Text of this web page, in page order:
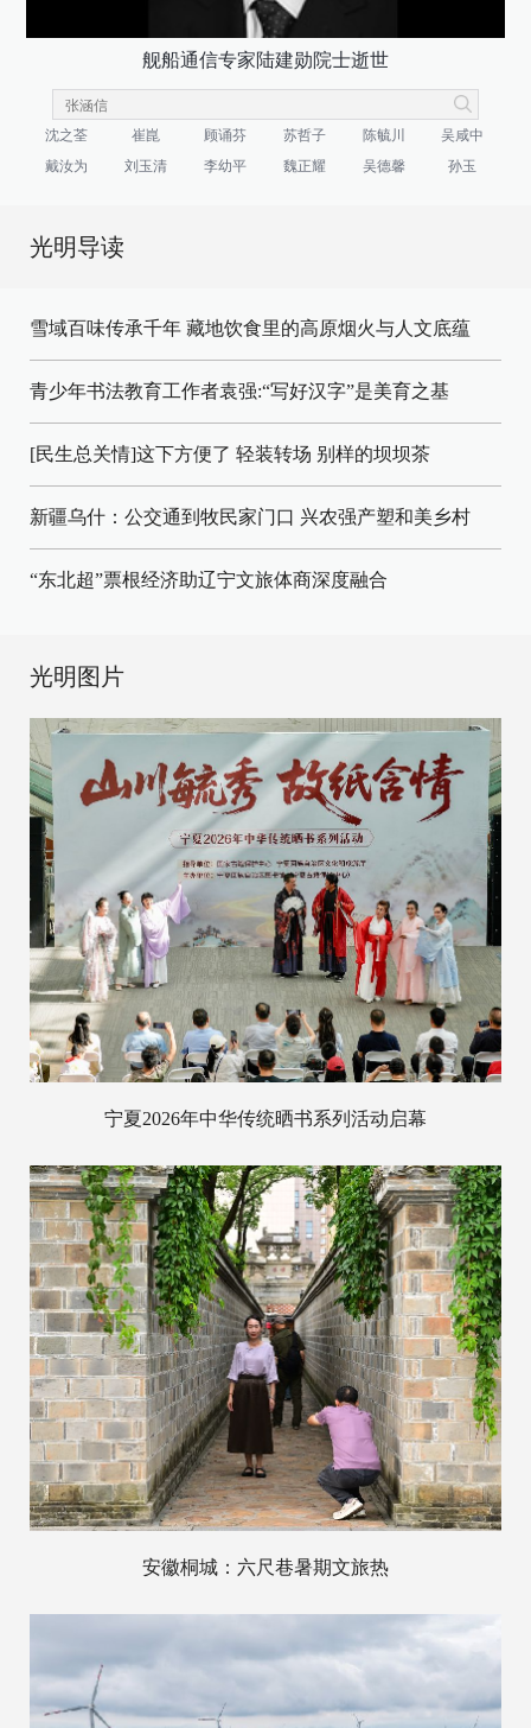
舰船通信专家陆建勋院士逝世
沈之荃 崔崑 顾诵芬 苏哲子 陈毓川
吴咸中
戴汝为
刘玉清 李幼平 魏正耀 吴德馨 孙玉
光明导读
雪域百味传承千年 藏地饮食里的高原烟火与人文底蕴
青少年书法教育工作者袁强:“写好汉字”是美育之基
[民生总关情]这下方便了 轻装转场 别样的坝坝茶
新疆乌什：公交通到牧民家门口 兴农强产塑和美乡村
“东北超”票根经济助辽宁文旅体商深度融合
光明图片
宁夏2026年中华传统晒书系列活动启幕
安徽桐城：六尺巷暑期文旅热